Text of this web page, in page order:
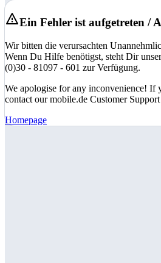
Ein Fehler ist aufgetreten /
Wir bitten die verursachten
Wenn Du Hilfe benötigst, steht Dir
(0)30 - 81097 - 601 zur Verfügung.
We apologise for any inconvenience! If
contact our mobile.de Customer
Homepage